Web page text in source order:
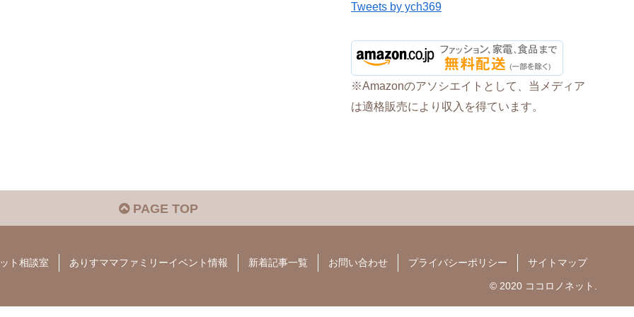
Tweets by ych369
※Amazonのアソシエイトとして、当メディア
は適格販売により収入を得ています。
PAGE TOP
ト相談室 ありすママファミリーイベント情報 新着記事一覧 お問い合わせ プライバシーポリシー サイトマップ
© 2020 ココロノネット.